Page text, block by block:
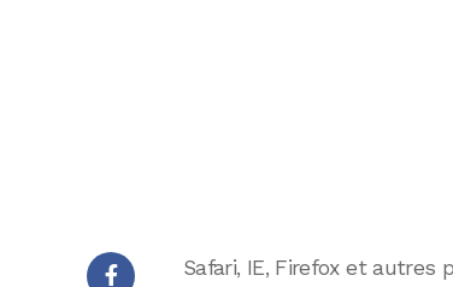
Safari, IE, Firefox et autres